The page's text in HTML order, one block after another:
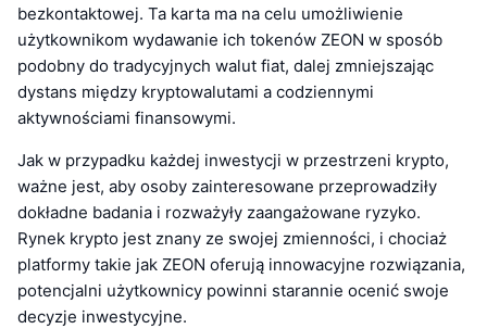
bezkontaktowej. Ta karta ma na celu umożliwienie
użytkownikom wydawanie ich tokenów ZEON w sposób
podobny do tradycyjnych walut fiat, dalej zmniejszając
dystans między kryptowalutami a codziennymi
aktywnościami finansowymi.
Jak w przypadku każdej inwestycji w przestrzeni krypto,
ważne jest, aby osoby zainteresowane przeprowadziły
dokładne badania i rozważyły zaangażowane ryzyko.
Rynek krypto jest znany ze swojej zmienności, i chociaż
platformy takie jak ZEON oferują innowacyjne rozwiązania,
potencjalni użytkownicy powinni starannie ocenić swoje
decyzje inwestycyjne.